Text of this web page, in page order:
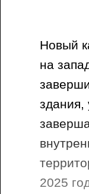
Новый
на
здания,
2025